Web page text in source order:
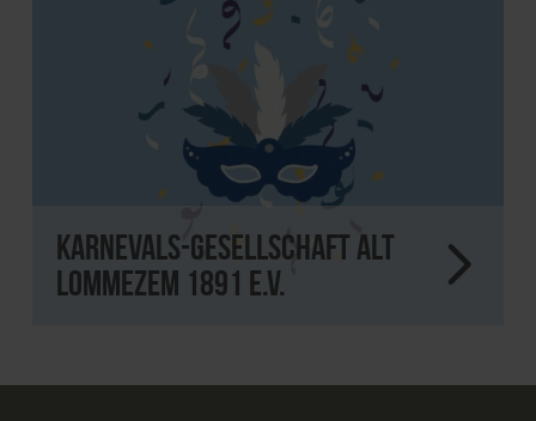
Karnevals-Gesellschaft alt
Lommezem 1891 e.V.